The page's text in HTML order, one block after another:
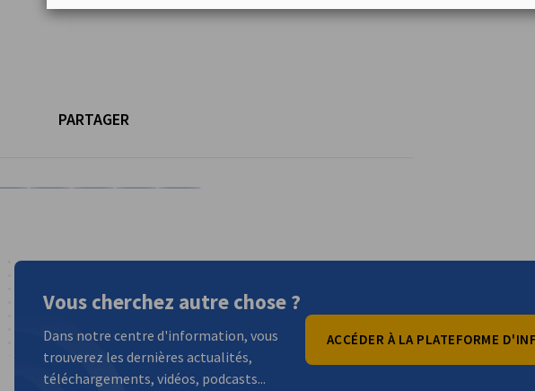
PARTAGER
Vous cherchez autre chose ?
Dans notre centre d'information, vous
trouverez les dernières actualités,
téléchargements, vidéos, podcasts...
ACCÉDER À LA PLATEFORME